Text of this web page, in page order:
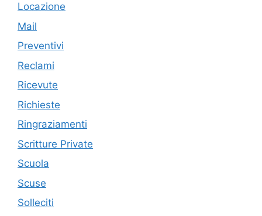
Locazione
Mail
Preventivi
Reclami
Ricevute
Richieste
Ringraziamenti
Scritture Private
Scuola
Scuse
Solleciti